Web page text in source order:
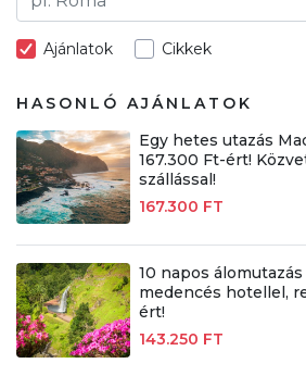
Ajánlatok Cikkek
HASONLÓ AJÁNLATOK
Egy hetes utazás
167.300 Ft-ért!
szállással!
167.300 FT
10 napos
medencés hotellel,
ért!
143.250 FT